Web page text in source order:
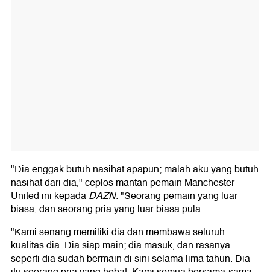
"Dia enggak butuh nasihat apapun; malah aku yang butuh
nasihat dari dia," ceplos mantan pemain Manchester
United ini kepadaDAZN."Seorang pemain yang luar
biasa, dan seorang pria yang luar biasa pula.
"Kami senang memiliki dia dan membawa seluruh
kualitas dia. Dia siap main; dia masuk, dan rasanya
seperti dia sudah bermain di sini selama lima tahun. Dia